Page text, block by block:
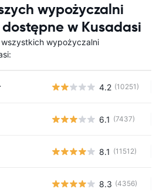
wypożyczalni
w Kusadasi
wypożyczalni
4.2 (10251)
6.1 (7437)
8.1 (11512)
8.3 (4356)